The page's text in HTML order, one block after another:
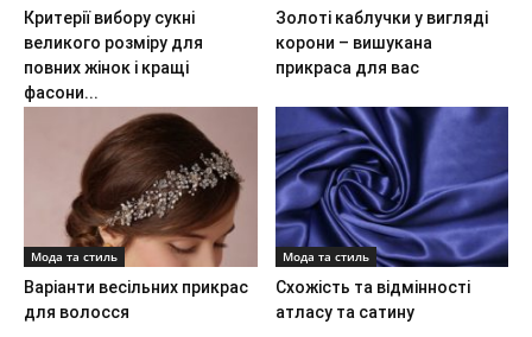
Критерії вибору сукні
великого розміру для
повних жінок і кращі
фасони...
Золоті каблучки у вигляді
корони – вишукана
прикраса для вас
Мода та стиль
Варіанти весільних прикрас
для волосся
Мода та стиль
Схожість та відмінності
атласу та сатину